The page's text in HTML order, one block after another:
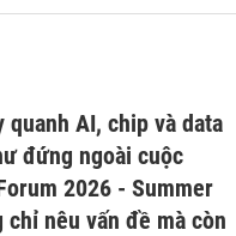
quanh AI, chip và data
đứng ngoài cuộc
2026 - Summer
nêu vấn đề mà còn